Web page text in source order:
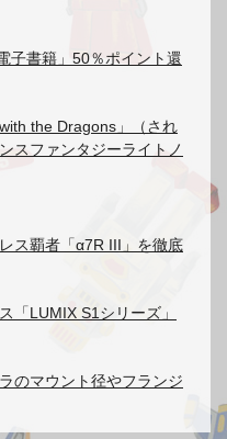
子書籍」50％ポイント還
the Dragons」（され
スファンタジーライトノ
ス覇者「α7R III」を徹底
「LUMIX S1シリーズ」
のマウント径やフランジ